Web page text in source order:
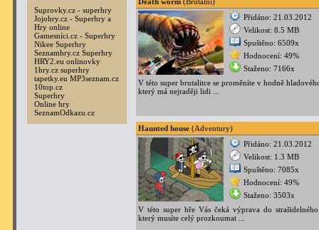
Suprovky.cz - superhry
Jojohry.cz - Superhry a
Hry online
Gamesníci.cz - Superhry
Nikee Superhry
Seznamhry.cz Superhry
HRY2.eu onlinovky
1hry.cz superhry
tapetky.eu MP3seznam.cz
10top.cz
Superhry
Online hry
SeznamOdkazu.cz
Přidáno: 21.03.2012
Velikost: 8.5 MB
Spuštěno: 6509x
Hodnocení: 49%
Staženo: 7166x
V této super brutalitce se proměníte v hodně
který má nejraději lidi ...
Haunted house (Adventury)
Přidáno: 21.03.2012
Velikost: 1.3 MB
Spuštěno: 7085x
Hodnocení: 49%
Staženo: 3503x
V této super hře Vás čeká výprava do
který musíte celý prozkoumat ...